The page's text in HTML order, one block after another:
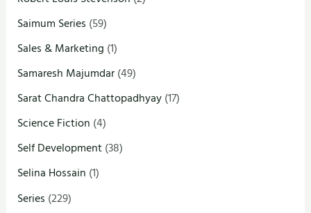
Saimum Series (59)
Sales & Marketing (1)
Samaresh Majumdar(49)
Sarat Chandra Chattopadhyay(17)
Science Fiction (4)
Self Development(38)
Selina Hossain (1)
Series (229)